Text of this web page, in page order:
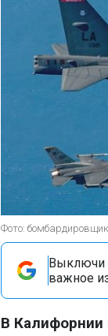
Фото:
Выключи
важное
В Калифорнии